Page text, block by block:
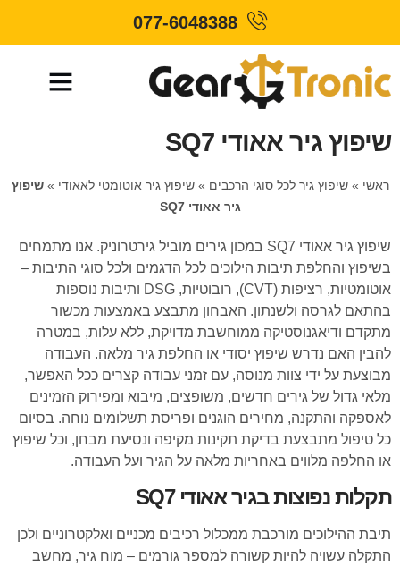
077-6048388
שיפוץ גיר אאודי SQ7
ראשי »שיפוץ גיר לכל סוגי הרכבים »שיפוץ גיר אוטומטי לאאודי »שיפוץ
גיר אאודי SQ7
שיפוץ גיר אאודי SQ7 במכון גירים מוביל גירטרוניק. אנו מתמחים
בשיפוץ והחלפת תיבות הילוכים לכל הדגמים ולכל סוגי התיבות –
אוטומטיות, רציפות (CVT), רובוטיות, DSG ותיבות נוספות
בהתאם לגרסה ולשנתון. האבחון מתבצע באמצעות מכשור
מתקדם ודיאגנוסטיקה ממוחשבת מדויקת, ללא עלות, במטרה
להבין האם נדרש שיפוץ יסודי או החלפת גיר מלאה. העבודה
מבוצעת על ידי צוות מנוסה, עם זמני עבודה קצרים ככל האפשר,
מלאי גדול של גירים חדשים, משופצים, מיבוא ומפירוק הזמינים
לאספקה והתקנה, מחירים הוגנים ופריסת תשלומים נוחה. בסיום
כל טיפול מתבצעת בדיקת תקינות מקיפה ונסיעת מבחן, וכל שיפוץ
או החלפה מלווים באחריות מלאה על הגיר ועל העבודה.
תקלות נפוצות בגיר אאודי SQ7
תיבת ההילוכים מורכבת ממכלול רכיבים מכניים ואלקטרוניים ולכן
התקלה עשויה להיות קשורה למספר גורמים – מוח גיר, מחשב